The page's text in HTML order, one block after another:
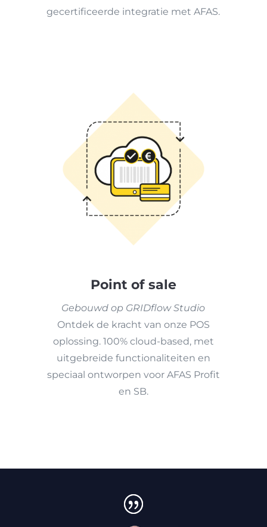
gecertificeerde integratie met AFAS.
Point of sale
Gebouwd op GRIDflow Studio
Ontdek de kracht van onze POS
oplossing. 100% cloud-based, met
uitgebreide functionaliteiten en
speciaal ontworpen voor AFAS Profit
en SB.